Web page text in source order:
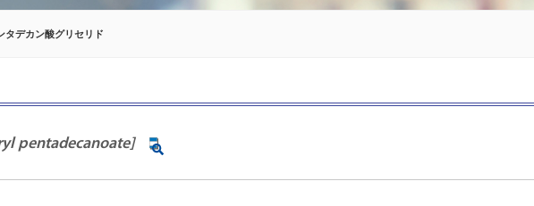
タデカン酸グリセリド
pentadecanoate]